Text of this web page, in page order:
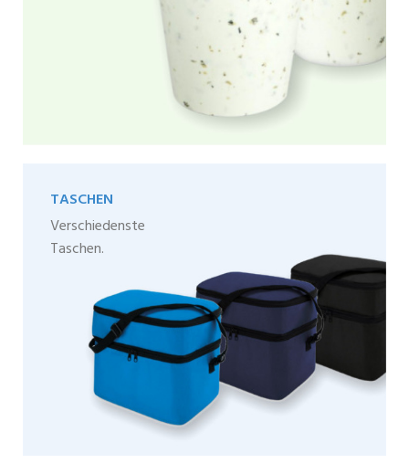
TASCHEN
Verschiedenste
Taschen.